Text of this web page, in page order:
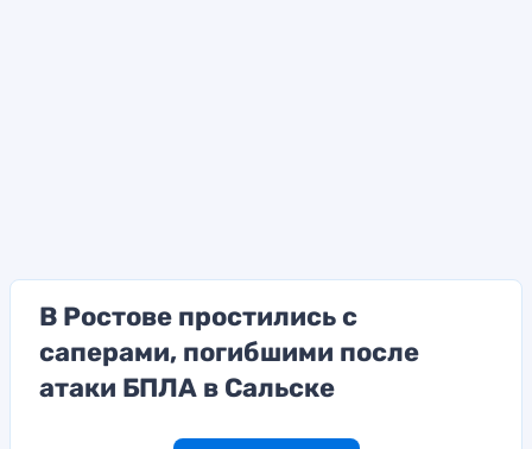
В Ростове простились с
саперами, погибшими после
атаки БПЛА в Сальске